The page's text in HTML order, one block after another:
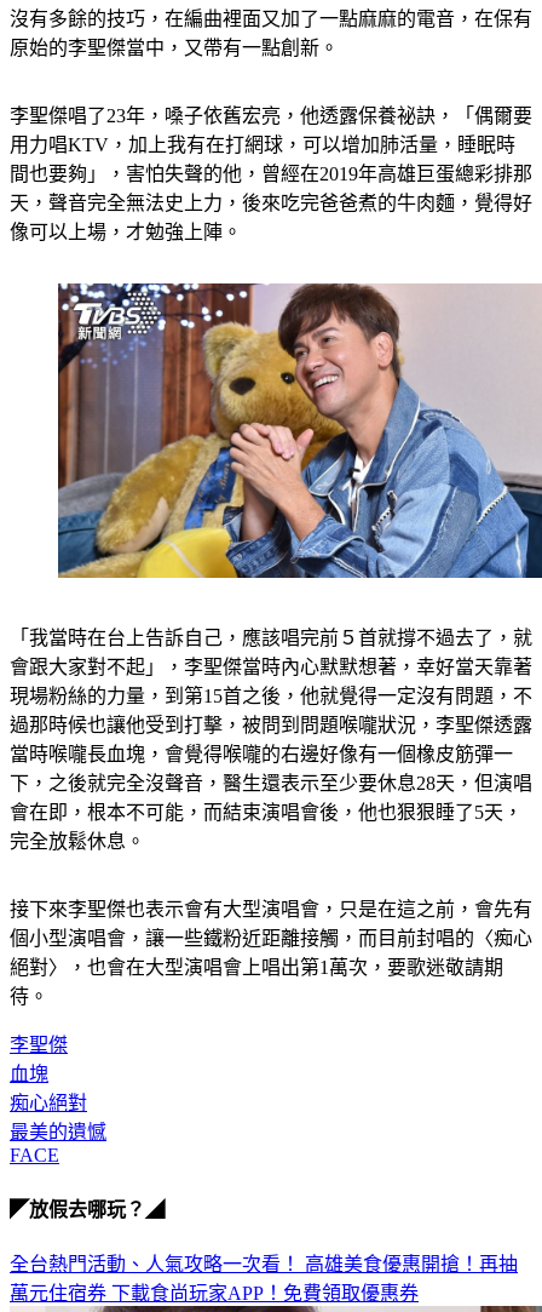
唱。」而這次的〈最美的遺憾〉，李聖傑回歸最簡單的唱法，
沒有多餘的技巧，在編曲裡面又加了一點麻麻的電音，在保有
李聖傑唱了23年，嗓子依舊宏亮，他透露保養祕訣，「偶爾要
用力唱KTV，加上我有在打網球，可以增加肺活量，睡眠時
間也要夠」，害怕失聲的他，曾經在2019年高雄巨蛋總彩排那
天，聲音完全無法史上力，後來吃完爸爸煮的牛肉麵，覺得好
「我當時在台上告訴自己，應該唱完前５首就撐不過去了，就
會跟大家對不起」，李聖傑當時內心默默想著，幸好當天靠著
現場粉絲的力量，到第15首之後，他就覺得一定沒有問題，不
過那時候也讓他受到打擊，被問到問題喉嚨狀況，李聖傑透露
當時喉嚨長血塊，會覺得喉嚨的右邊好像有一個橡皮筋彈一
下，之後就完全沒聲音，醫生還表示至少要休息28天，但演唱
會在即，根本不可能，而結束演唱會後，他也狠狠睡了5天，
接下來李聖傑也表示會有大型演唱會，只是在這之前，會先有
個小型演唱會，讓一些鐵粉近距離接觸，而目前封唱的〈痴心
絕對〉，也會在大型演唱會上唱出第1萬次，要歌迷敬請期
李聖傑
血塊
痴心絕對
最美的遺憾
全台熱門活動、人氣攻略一次看！高雄美食優惠開搶！再抽